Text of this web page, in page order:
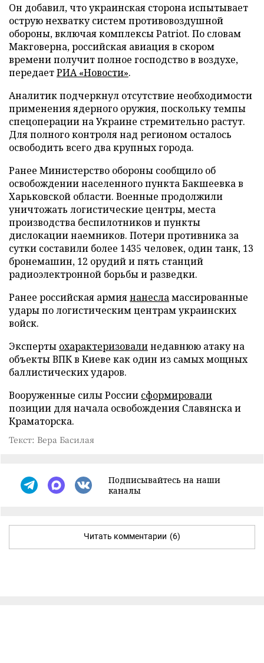
Он добавил, что украинская сторона испытывает
острую нехватку систем противовоздушной
обороны, включая комплексы Patriot. По словам
Макговерна, российская авиация в скором
времени получит полное господство в воздухе,
передаетРИА «Новости».
Аналитик подчеркнул отсутствие необходимости
применения ядерного оружия, поскольку темпы
спецоперации на Украине стремительно растут.
Для полного контроля над регионом осталось
освободить всего два крупных города.
Ранее Министерство обороны сообщило об
освобождении населенного пункта Бакшеевка в
Харьковской области. Военные продолжили
уничтожать логистические центры, места
производства беспилотников и пункты
дислокации наемников. Потери противника за
сутки составили более 1435 человек, один танк, 13
бронемашин, 12 орудий и пять станций
радиоэлектронной борьбы и разведки.
Ранее российская армиянанесламассированные
удары по логистическим центрам украинских
войск.
Эксперты охарактеризовалинедавнюю атаку на
объекты ВПК в Киеве как один из самых мощных
баллистических ударов.
Вооруженные силы России сформировали
позиции для начала освобождения Славянска и
Краматорска.
Текст: Вера Басилая
Подписывайтесь на наши
каналы
Читать комментарии (6)